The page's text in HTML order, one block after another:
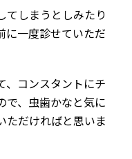
てしまうとしみたり
に一度診せていただ
、コンスタントにチ
で、虫歯かなと気に
ただければと思いま